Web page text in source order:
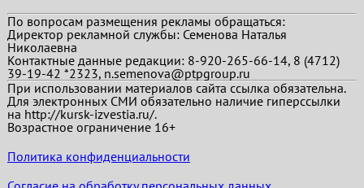
По вопросам размещения рекламы обращаться:
Директор рекламной службы: Семенова Наталья
Николаевна
Контактные данные редакции: 8-920-265-66-14, 8 (4712)
39-19-42 *2323, n.semenova@ptpgroup.ru
При использовании материалов сайта ссылка обязательна.
Для электронных СМИ обязательно наличие гиперссылки
на http://kursk-izvestia.ru/.
Возрастное ограничение 16+
Политика конфиденциальности